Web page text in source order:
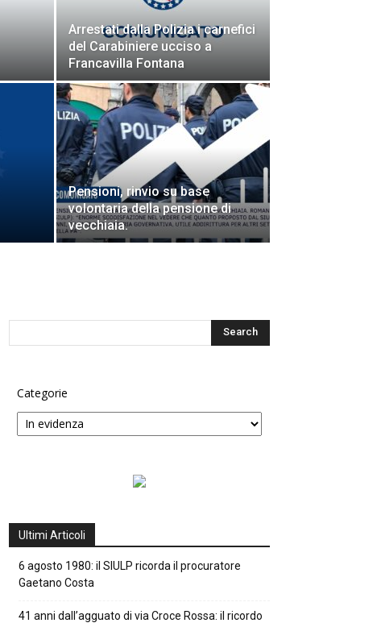
Arrestati dalla Polizia i carnefici
del Carabiniere ucciso a
Francavilla Fontana
Pensioni, rinvio su base
volontaria della pensione di
vecchiaia.
Categorie
Ultimi Articoli
6 agosto 1980: il SIULP ricorda il procuratore
Gaetano Costa
41 anni dall’agguato di via Croce Rossa: il ricordo